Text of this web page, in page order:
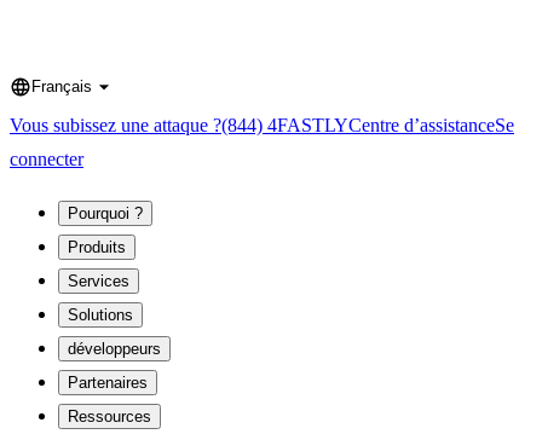
Language
Français
Vous subissez une attaque ?(844) 4FASTLYCentre d’assistanceSe
connecter
Pourquoi ?
Produits
Services
Solutions
développeurs
Partenaires
Ressources